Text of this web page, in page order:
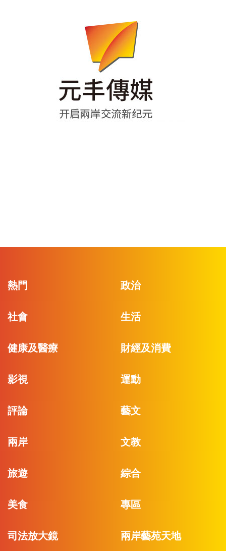
熱門 政治
社會 生活
健康及醫療 財經及消費
影視 運動
評論 藝文
兩岸 文教
旅遊 綜合
美食 專區
司法放大鏡 兩岸藝苑天地